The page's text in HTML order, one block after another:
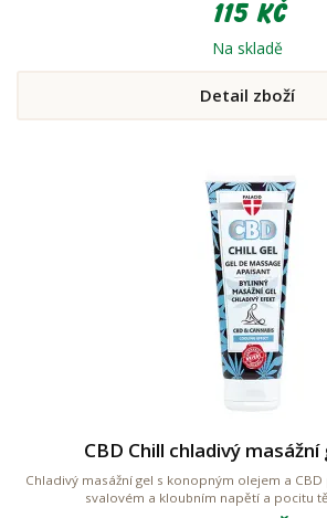
115 Kč
Na skladě
Detail zboží
CBD Chill chladivý
Chladivý masážní gel s konopným olejem a
svalovém a kloubním napětí a pocitu